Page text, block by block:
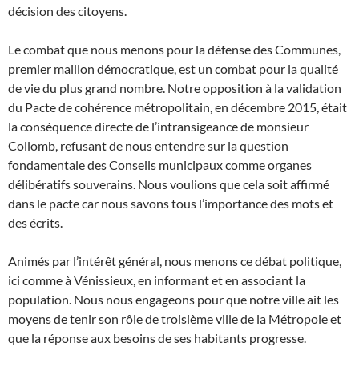
décision des citoyens.
Le combat que nous menons pour la défense des Communes,
premier maillon démocratique, est un combat pour la qualité
de vie du plus grand nombre. Notre opposition à la validation
du Pacte de cohérence métropolitain, en décembre 2015, était
la conséquence directe de l’intransigeance de monsieur
Collomb, refusant de nous entendre sur la question
fondamentale des Conseils municipaux comme organes
délibératifs souverains. Nous voulions que cela soit affirmé
dans le pacte car nous savons tous l’importance des mots et
des écrits.
Animés par l’intérêt général, nous menons ce débat politique,
ici comme à Vénissieux, en informant et en associant la
population. Nous nous engageons pour que notre ville ait les
moyens de tenir son rôle de troisième ville de la Métropole et
que la réponse aux besoins de ses habitants progresse.